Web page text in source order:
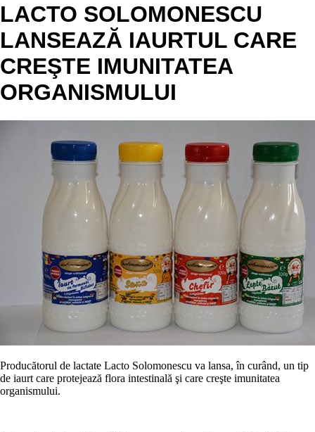
LACTO SOLOMONESCU
LANSEAZĂ IAURTUL CARE
CREŞTE IMUNITATEA
ORGANISMULUI
Producătorul de lactate Lacto Solomonescu va lansa, în curând, un tip
de iaurt care protejează flora intestinală şi care creşte imunitatea
organismului.